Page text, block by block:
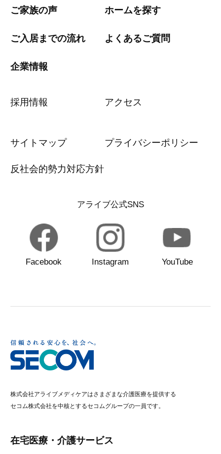
ご家族の声 ホームを探す
ご入居までの流れ よくあるご質問
企業情報
採用情報 アクセス
サイトマップ プライバシーポリシー
反社会的勢力対応方針
アライブ公式SNS
Facebook Instagram YouTube
株式会社アライブメディケアはさまざまな介護医療を提供する
セコム株式会社を中核とするセコムグループの一員です。
在宅医療・介護サービス